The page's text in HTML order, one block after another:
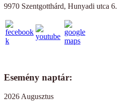
9970 Szentgotthárd, Hunyadi utca 6.
Esemény naptár:
2026 Augusztus